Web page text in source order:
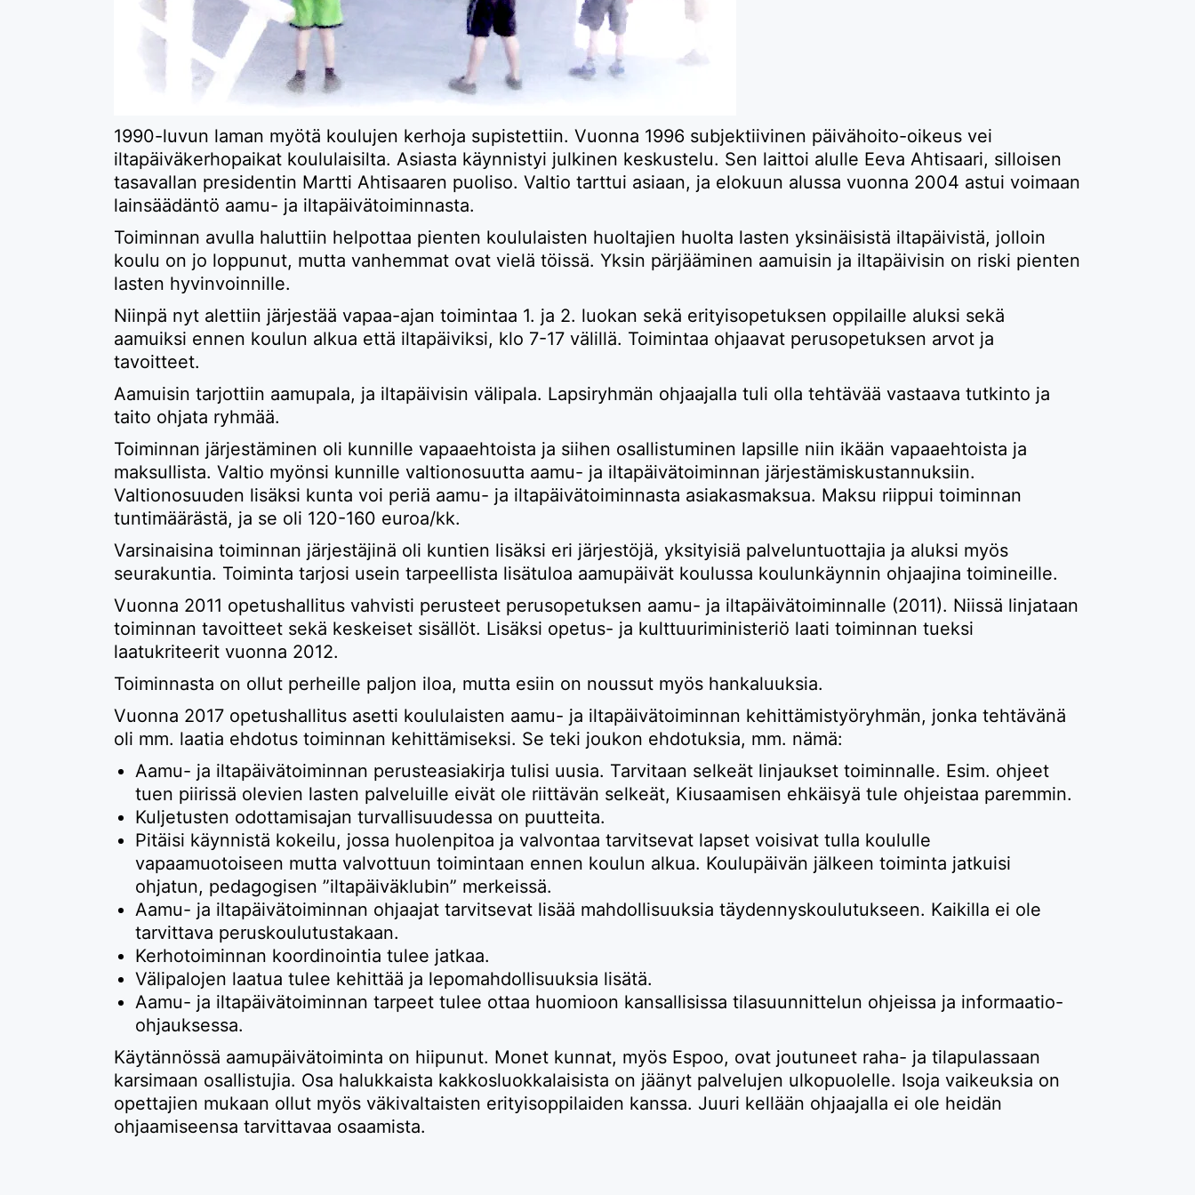
1990-luvun laman myötä koulujen kerhoja supistettiin. Vuonna 1996 subjektiivinen päivähoito-oikeus vei
iltapäiväkerhopaikat koululaisilta. Asiasta käynnistyi julkinen keskustelu. Sen laittoi alulle Eeva Ahtisaari, silloisen
tasavallan presidentin Martti Ahtisaaren puoliso. Valtio tarttui asiaan, ja elokuun alussa vuonna 2004 astui voimaan
lainsäädäntö aamu- ja iltapäivätoiminnasta.
Toiminnan avulla haluttiin helpottaa pienten koululaisten huoltajien huolta lasten yksinäisistä iltapäivistä, jolloin
koulu on jo loppunut, mutta vanhemmat ovat vielä töissä. Yksin pärjääminen aamuisin ja iltapäivisin on riski pienten
lasten hyvinvoinnille.
Niinpä nyt alettiin järjestää vapaa-ajan toimintaa 1. ja 2. luokan sekä erityisopetuksen oppilaille aluksi sekä
aamuiksi ennen koulun alkua että iltapäiviksi, klo 7-17 välillä. Toimintaa ohjaavat perusopetuksen arvot ja
tavoitteet.
Aamuisin tarjottiin aamupala, ja iltapäivisin välipala. Lapsiryhmän ohjaajalla tuli olla tehtävää vastaava tutkinto ja
taito ohjata ryhmää.
Toiminnan järjestäminen oli kunnille vapaaehtoista ja siihen osallistuminen lapsille niin ikään vapaaehtoista ja
maksullista. Valtio myönsi kunnille valtionosuutta aamu- ja iltapäivätoiminnan järjestämiskustannuksiin.
Valtionosuuden lisäksi kunta voi periä aamu- ja iltapäivätoiminnasta asiakasmaksua. Maksu riippui toiminnan
tuntimäärästä, ja se oli 120-160 euroa/kk.
Varsinaisina toiminnan järjestäjinä oli kuntien lisäksi eri järjestöjä, yksityisiä palveluntuottajia ja aluksi myös
seurakuntia. Toiminta tarjosi usein tarpeellista lisätuloa aamupäivät koulussa koulunkäynnin ohjaajina toimineille.
Vuonna 2011 opetushallitus vahvisti perusteet perusopetuksen aamu- ja iltapäivätoiminnalle (2011). Niissä linjataan
toiminnan tavoitteet sekä keskeiset sisällöt. Lisäksi opetus- ja kulttuuriministeriö laati toiminnan tueksi
laatukriteerit vuonna 2012.
Toiminnasta on ollut perheille paljon iloa, mutta esiin on noussut myös hankaluuksia.
Vuonna 2017 opetushallitus asetti koululaisten aamu- ja iltapäivätoiminnan kehittämistyöryhmän, jonka tehtävänä
oli mm. laatia ehdotus toiminnan kehittämiseksi. Se teki joukon ehdotuksia, mm. nämä:
Aamu- ja iltapäivätoiminnan perusteasiakirja tulisi uusia. Tarvitaan selkeät linjaukset toiminnalle. Esim. ohjeet
tuen piirissä olevien lasten palveluille eivät ole riittävän selkeät, Kiusaamisen ehkäisyä tule ohjeistaa paremmin.
Kuljetusten odottamisajan turvallisuudessa on puutteita.
Pitäisi käynnistä kokeilu, jossa huolenpitoa ja valvontaa tarvitsevat lapset voisivat tulla koululle
vapaamuotoiseen mutta valvottuun toimintaan ennen koulun alkua. Koulupäivän jälkeen toiminta jatkuisi
ohjatun, pedagogisen ”iltapäiväklubin” merkeissä.
Aamu- ja iltapäivätoiminnan ohjaajat tarvitsevat lisää mahdollisuuksia täydennyskoulutukseen. Kaikilla ei ole
tarvittava peruskoulutustakaan.
Kerhotoiminnan koordinointia tulee jatkaa.
Välipalojen laatua tulee kehittää ja lepomahdollisuuksia lisätä.
Aamu- ja iltapäivätoiminnan tarpeet tulee ottaa huomioon kansallisissa tilasuunnittelun ohjeissa ja informaatio-
ohjauksessa.
Käytännössä aamupäivätoiminta on hiipunut. Monet kunnat, myös Espoo, ovat joutuneet raha- ja tilapulassaan
karsimaan osallistujia. Osa halukkaista kakkosluokkalaisista on jäänyt palvelujen ulkopuolelle. Isoja vaikeuksia on
opettajien mukaan ollut myös väkivaltaisten erityisoppilaiden kanssa. Juuri kellään ohjaajalla ei ole heidän
ohjaamiseensa tarvittavaa osaamista.